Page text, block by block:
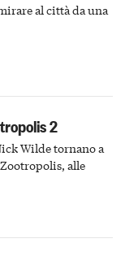
al città da una
2
Wilde tornano a
alle